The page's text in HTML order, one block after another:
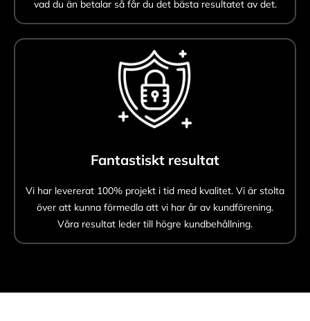
vad du än betalar så får du det bästa resultatet av det.
Fantastiskt resultat
Vi har levererat 100% projekt i tid med kvalitet. Vi är stolta
över att kunna förmedla att vi har år av kundförening.
Våra resultat leder till högre kundbehållning.